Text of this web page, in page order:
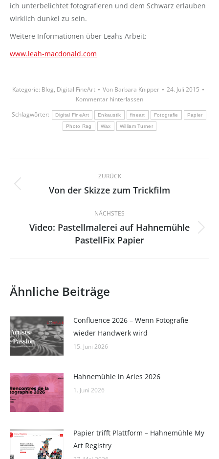
ich unterbelichtet fotografieren und dem Schwarz erlauben
wirklich dunkel zu sein.
Weitere Informationen über Leahs Arbeit:
www.leah-macdonald.com
Kategorie: Blog, Digital FineArt Von Barbara Knipper
24. Juli 2015
Kommentar hinterlassen
Schlagwörter:
Digital FineArt Enkaustik fineart Fotografie Papier
Photo Rag Wax William Turner
Kommentarnavigation
ZURÜCK
Vorheriger
Von der Skizze zum Trickfilm
NÄCHSTES
Nächster
Beitrag:
Video: Pastellmalerei auf Hahnemühle
PastellFix Papier
Ähnliche Beiträge
Confluence 2026 – Wenn Fotografie
wieder Handwerk wird
15. Juni 2026
Hahnemühle in Arles 2026
1. Juni 2026
Papier trifft Plattform – Hahnemühle My
Art Registry